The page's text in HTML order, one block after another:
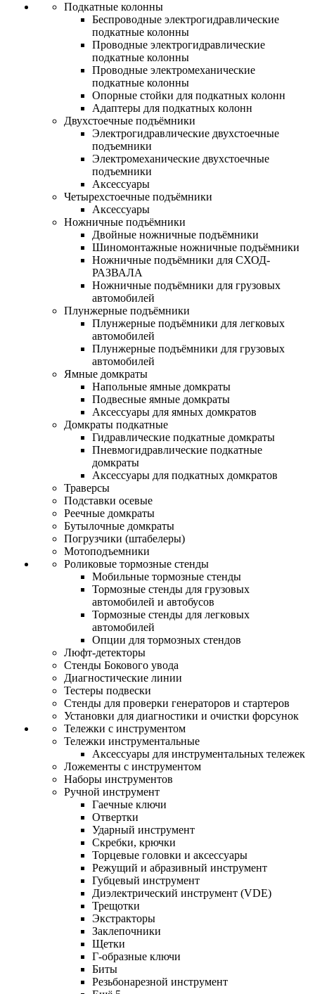
Подкатные колонны
Беспроводные электрогидравлические
подкатные колонны
Проводные электрогидравлические
подкатные колонны
Проводные электромеханические
подкатные колонны
Опорные стойки для подкатных колонн
Адаптеры для подкатных колонн
Двухстоечные подъёмники
Электрогидравлические двухстоечные
подъемники
Электромеханические двухстоечные
подъемники
Аксессуары
Четырехстоечные подъёмники
Аксессуары
Ножничные подъёмники
Двойные ножничные подъёмники
Шиномонтажные ножничные подъёмники
Ножничные подъёмники для СХОД-
РАЗВАЛА
Ножничные подъёмники для грузовых
автомобилей
Плунжерные подъёмники
Плунжерные подъёмники для легковых
автомобилей
Плунжерные подъёмники для грузовых
автомобилей
Ямные домкраты
Напольные ямные домкраты
Подвесные ямные домкраты
Аксессуары для ямных домкратов
Домкраты подкатные
Гидравлические подкатные домкраты
Пневмогидравлические подкатные
домкраты
Аксессуары для подкатных домкратов
Траверсы
Подставки осевые
Реечные домкраты
Бутылочные домкраты
Погрузчики (штабелеры)
Мотоподъемники
Роликовые тормозные стенды
Мобильные тормозные стенды
Тормозные стенды для грузовых
автомобилей и автобусов
Тормозные стенды для легковых
автомобилей
Опции для тормозных стендов
Люфт-детекторы
Стенды Бокового увода
Диагностические линии
Тестеры подвески
Стенды для проверки генераторов и стартеров
Установки для диагностики и очистки форсунок
Тележки с инструментом
Тележки инструментальные
Аксессуары для инструментальных тележек
Ложементы с инструментом
Наборы инструментов
Ручной инструмент
Гаечные ключи
Отвертки
Ударный инструмент
Скребки, крючки
Торцевые головки и аксессуары
Режущий и абразивный инструмент
Губцевый инструмент
Диэлектрический инструмент (VDE)
Трещотки
Экстракторы
Заклепочники
Щетки
Г-образные ключи
Биты
Резьбонарезной инструмент